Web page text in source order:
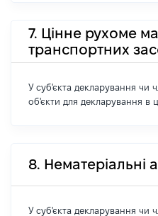
7. Цінне рухоме
транспортних
У суб'єкта декларування чи
об'єкти для декларування в
8. Нематеріальні
У суб'єкта декларування чи